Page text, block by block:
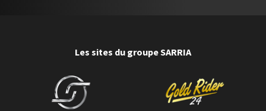
Les sites du groupe SARRIA